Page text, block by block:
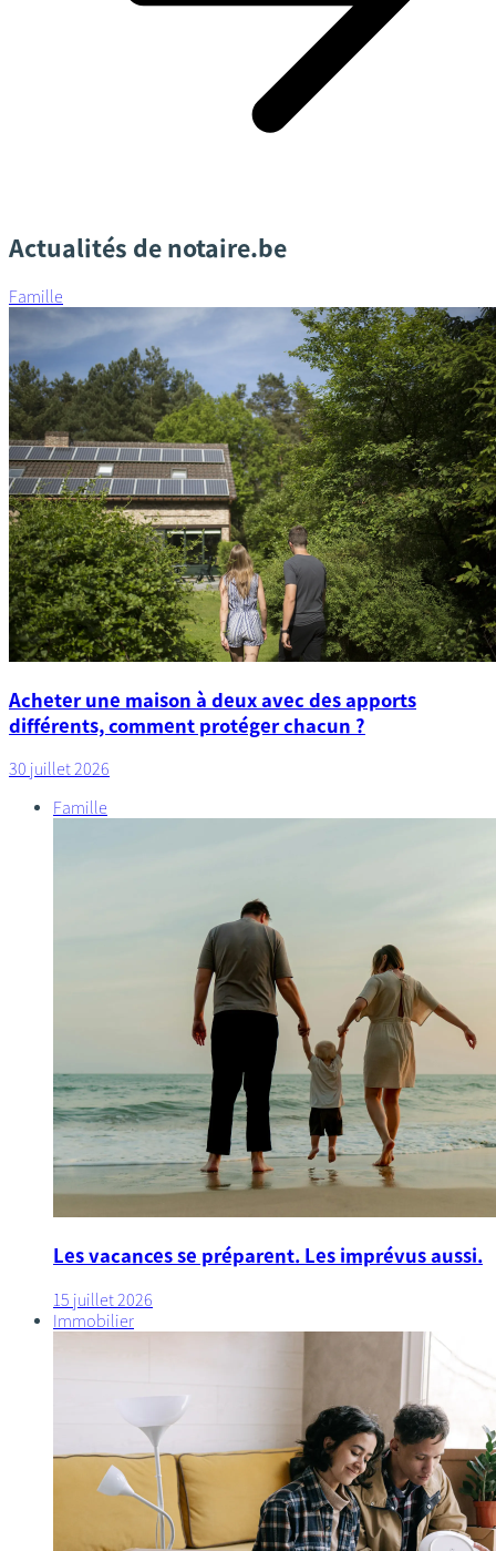
Actualités de notaire.be
Famille
Acheter une maison à deux avec des apports
différents, comment protéger chacun ?
30 juillet 2026
Famille
Les vacances se préparent. Les imprévus aussi.
15 juillet 2026
Immobilier